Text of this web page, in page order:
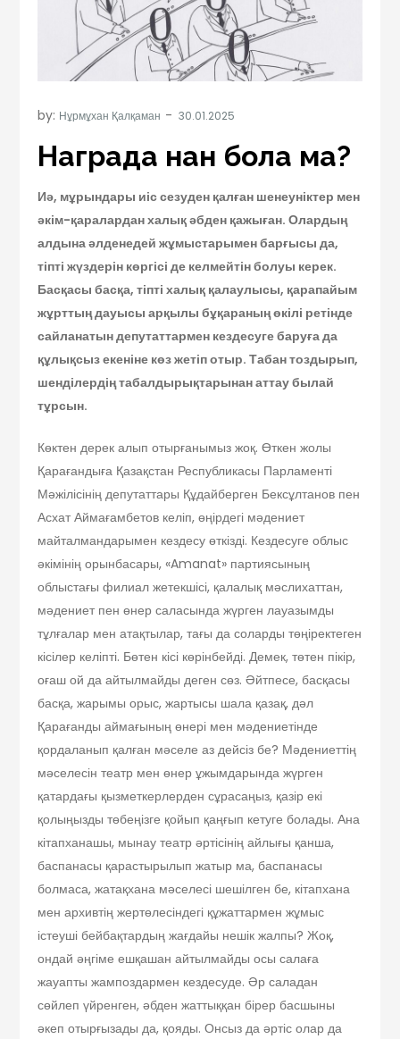
by: Нұрмұхан Қалқаман
Награда нан бола ма?
Иә, мұрындары иіс сезуден қалған шенеуніктер мен
әкім-қаралардан халық әбден қажыған. Олардың
алдына әлденедей жұмыстарымен барғысы да,
тіпті жүздерін көргісі де келмейтін болуы керек.
Басқасы басқа, тіпті халық қалаулысы, қарапайым
жұрттың дауысы арқылы бұқараның өкілі ретінде
сайланатын депутаттармен кездесуге баруға да
құлықсыз екеніне көз жетіп отыр. Табан тоздырып,
шенділердің табалдырықтарынан аттау былай
тұрсын.
Көктен дерек алып отырғанымыз жоқ. Өткен жолы
Қарағандыға Қазақстан Республикасы Парламенті
Мәжілісінің депутаттары Құдайберген Бексұлтанов пен
Асхат Аймағамбетов келіп, өңірдегі мәдениет
майталмандарымен кездесу өткізді. Кездесуге облыс
әкімінің орынбасары, «Amanat» партиясының
облыстағы филиал жетекшісі, қалалық мәслихаттан,
мәдениет пен өнер саласында жүрген лауазымды
тұлғалар мен атақтылар, тағы да соларды төңіректеген
кісілер келіпті. Бөтен кісі көрінбейді. Демек, төтен пікір,
оғаш ой да айтылмайды деген сөз. Әйтпесе, басқасы
басқа, жарымы орыс, жартысы шала қазақ, дәл
Қарағанды аймағының өнері мен мәдениетінде
қордаланып қалған мәселе аз дейсіз бе? Мәдениеттің
мәселесін театр мен өнер ұжымдарында жүрген
қатардағы қызметкерлерден сұрасаңыз, қазір екі
қолыңызды төбеңізге қойып қаңғып кетуге болады. Ана
кітапханашы, мынау театр әртісінің айлығы қанша,
баспанасы қарастырылып жатыр ма, баспанасы
болмаса, жатақхана мәселесі шешілген бе, кітапхана
мен архивтің жертөлесіндегі құжаттармен жұмыс
істеуші бейбақтардың жағдайы нешік жалпы? Жоқ,
ондай әңгіме ешқашан айтылмайды осы салаға
жауапты жампоздармен кездесуде. Әр саладан
сөйлеп үйренген, әбден жаттыққан бірер басшыны
әкеп отырғызады да, қояды. Онсыз да әртіс олар да